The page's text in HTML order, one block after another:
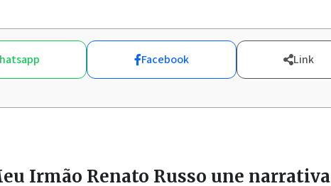
Facebook Link
Irmão Renato Russo une narrativa